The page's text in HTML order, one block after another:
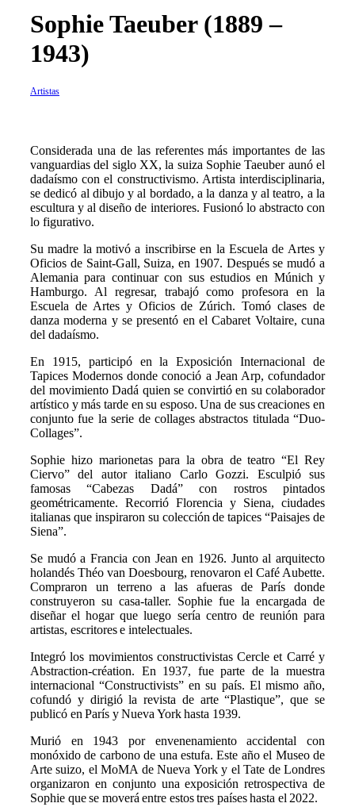
Sophie Taeuber (1889 –
1943)
Artistas
Considerada una de las referentes más importantes de las
vanguardias del siglo XX, la suiza Sophie Taeuber aunó el
dadaísmo con el constructivismo. Artista interdisciplinaria,
se dedicó al dibujo y al bordado, a la danza y al teatro, a la
escultura y al diseño de interiores. Fusionó lo abstracto con
lo figurativo.
Su madre la motivó a inscribirse en la Escuela de Artes y
Oficios de Saint-Gall, Suiza, en 1907. Después se mudó a
Alemania para continuar con sus estudios en Múnich y
Hamburgo. Al regresar, trabajó como profesora en la
Escuela de Artes y Oficios de Zúrich. Tomó clases de
danza moderna y se presentó en el Cabaret Voltaire, cuna
del dadaísmo.
En 1915, participó en la Exposición Internacional de
Tapices Modernos donde conoció a Jean Arp, cofundador
del movimiento Dadá quien se convirtió en su colaborador
artístico y más tarde en su esposo. Una de sus creaciones en
conjunto fue la serie de collages abstractos titulada “Duo-
Collages”.
Sophie hizo marionetas para la obra de teatro “El Rey
Ciervo” del autor italiano Carlo Gozzi. Esculpió sus
famosas “Cabezas Dadá” con rostros pintados
geométricamente. Recorrió Florencia y Siena, ciudades
italianas que inspiraron su colección de tapices “Paisajes de
Siena”.
Se mudó a Francia con Jean en 1926. Junto al arquitecto
holandés Théo van Doesbourg, renovaron el Café Aubette.
Compraron un terreno a las afueras de París donde
construyeron su casa-taller. Sophie fue la encargada de
diseñar el hogar que luego sería centro de reunión para
artistas, escritores e intelectuales.
Integró los movimientos constructivistas Cercle et Carré y
Abstraction-création. En 1937, fue parte de la muestra
internacional “Constructivists” en su país. El mismo año,
cofundó y dirigió la revista de arte “Plastique”, que se
publicó en París y Nueva York hasta 1939.
Murió en 1943 por envenenamiento accidental con
monóxido de carbono de una estufa. Este año el Museo de
Arte suizo, el MoMA de Nueva York y el Tate de Londres
organizaron en conjunto una exposición retrospectiva de
Sophie que se moverá entre estos tres países hasta el 2022.